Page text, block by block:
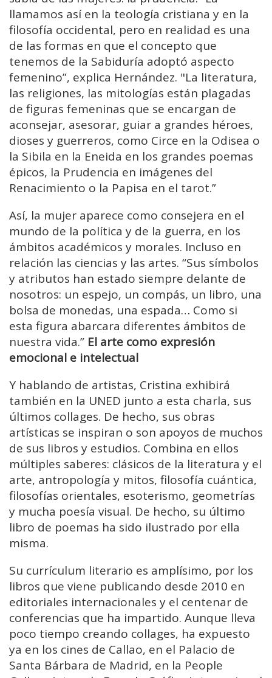
llamamos así en la teología cristiana y en la
filosofía occidental, pero en realidad es una
de las formas en que el concepto que
tenemos de la Sabiduría adoptó aspecto
femenino”, explica Hernández. "La literatura,
las religiones, las mitologías están plagadas
de figuras femeninas que se encargan de
aconsejar, asesorar, guiar a grandes héroes,
dioses y guerreros, como Circe en la Odisea o
la Sibila en la Eneida en los grandes poemas
épicos, la Prudencia en imágenes del
Renacimiento o la Papisa en el tarot.”
Así, la mujer aparece como consejera en el
mundo de la política y de la guerra, en los
ámbitos académicos y morales. Incluso en
relación las ciencias y las artes. “Sus símbolos
y atributos han estado siempre delante de
nosotros: un espejo, un compás, un libro, una
bolsa de monedas, una espada… Como si
esta figura abarcara diferentes ámbitos de
nuestra vida.” El arte como expresión
emocional e intelectual
Y hablando de artistas, Cristina exhibirá
también en la UNED junto a esta charla, sus
últimos collages. De hecho, sus obras
artísticas se inspiran o son apoyos de muchos
de sus libros y estudios. Combina en ellos
múltiples saberes: clásicos de la literatura y el
arte, antropología y mitos, filosofía cuántica,
filosofías orientales, esoterismo, geometrías
y mucha poesía visual. De hecho, su último
libro de poemas ha sido ilustrado por ella
misma.
Su currículum literario es amplísimo, por los
libros que viene publicando desde 2010 en
editoriales internacionales y el centenar de
conferencias que ha impartido. Aunque lleva
poco tiempo creando collages, ha expuesto
ya en los cines de Callao, en el Palacio de
Santa Bárbara de Madrid, en la People